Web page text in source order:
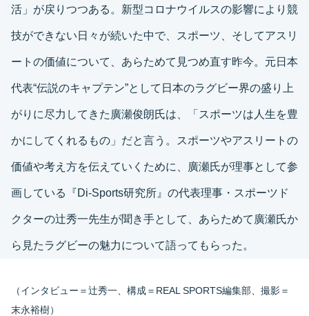
活」が戻りつつある。新型コロナウイルスの影響により競
技ができない日々が続いた中で、スポーツ、そしてアスリ
ートの価値について、あらためて見つめ直す昨今。元日本
代表“伝説のキャプテン”として日本のラグビー界の盛り上
がりに尽力してきた廣瀬俊朗氏は、「スポーツは人生を豊
かにしてくれるもの」だと言う。スポーツやアスリートの
価値や考え方を伝えていくために、廣瀬氏が理事として参
画している『Di-Sports研究所』の代表理事・スポーツド
クターの辻秀一先生が聞き手として、あらためて廣瀬氏か
ら見たラグビーの魅力について語ってもらった。
（インタビュー＝辻秀一、構成＝REAL SPORTS編集部、撮影＝
末永裕樹）